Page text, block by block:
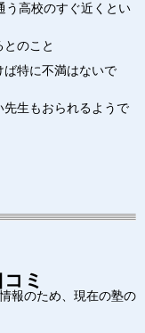
う高校のすぐ近くとい
のこと
特に不満はないで
生もおられるようで
ミ
報のため、現在の塾の